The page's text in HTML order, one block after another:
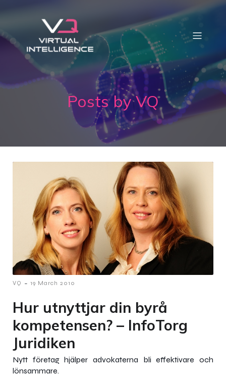
Posts byVQ
VQ - 19 March 2010
Hur utnyttjar din byrå
kompetensen? – InfoTorg
Juridiken
Nytt företag hjälper advokaterna bli effektivare och
lönsammare.